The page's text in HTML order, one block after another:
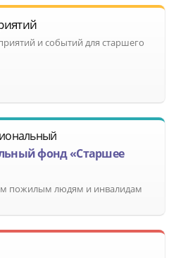
и событий для старшего
фонд «Старшее
пожилым людям и инвалидам